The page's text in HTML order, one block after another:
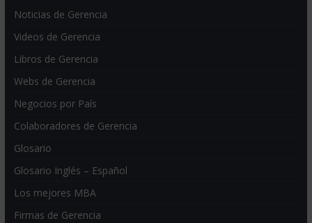
Noticias de Gerencia
Videos de Gerencia
Libros de Gerencia
Webs de Gerencia
Negocios por País
Colaboradores de Gerencia
Glosario
Glosario Inglés – Español
Los mejores MBA
Firmas de Gerencia